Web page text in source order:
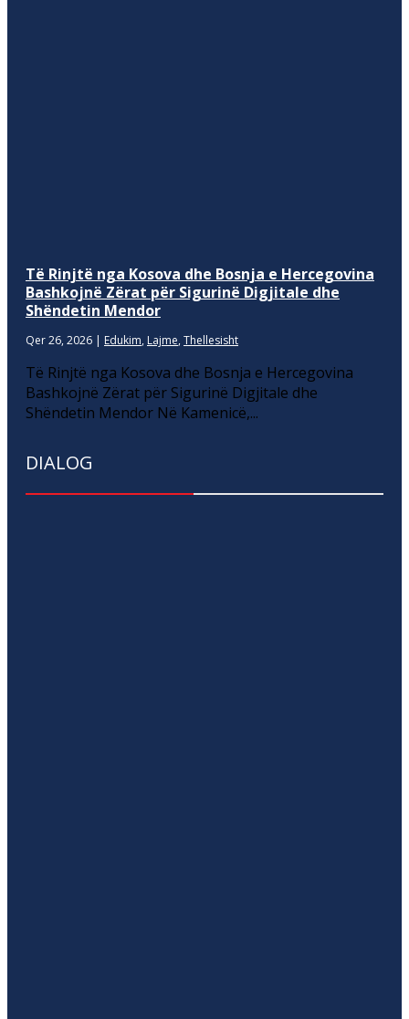
Të Rinjtë nga Kosova dhe Bosnja e Hercegovina
Bashkojnë Zërat për Sigurinë Digjitale dhe
Shëndetin Mendor
Qer 26, 2026 | Edukim, Lajme, Thellesisht
Të Rinjtë nga Kosova dhe Bosnja e Hercegovina
Bashkojnë Zërat për Sigurinë Digjitale dhe
Shëndetin Mendor Në Kamenicë,...
DIALOG